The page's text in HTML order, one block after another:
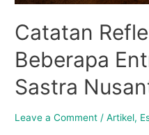
Catatan
Beberapa
Sastra
Leave a Comment /Artikel,